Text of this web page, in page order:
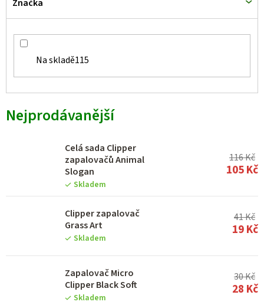
Nejprodávanější
Celá sada Clipper
zapalovačů Animal
Slogan
Skladem
116 Kč
105 Kč
Clipper zapalovač
Grass Art
Skladem
41 Kč
19 Kč
Zapalovač Micro
Clipper Black Soft
Skladem
30 Kč
28 Kč
Na skladě115
Značka